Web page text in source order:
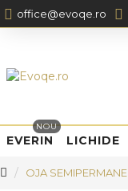
office@evoqe.ro
EVERIN
NOU
LICHIDE
OJA